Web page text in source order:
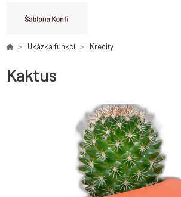
Ukázka funkcí Kredity
Kaktus